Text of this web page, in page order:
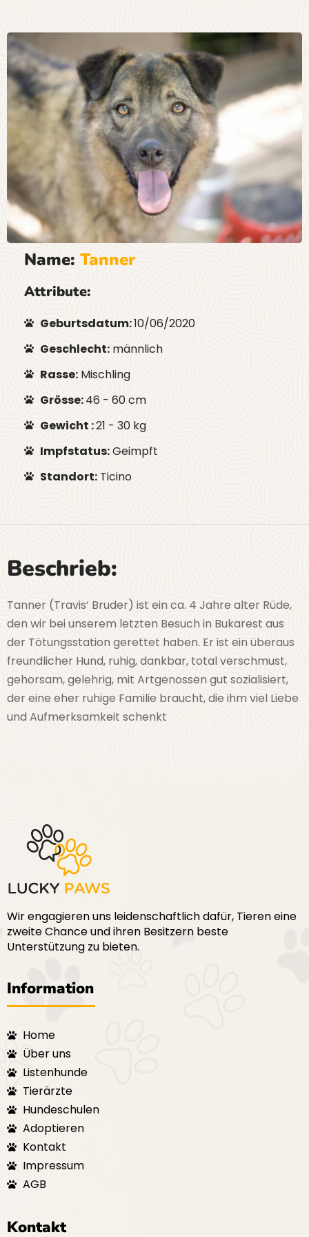
Name: Tanner
Attribute:
Geburtsdatum:10/06/2020
Geschlecht:männlich
Rasse:Mischling
Grösse:46 - 60 cm
Gewicht :21 - 30 kg
Impfstatus:Geimpft
Standort:Ticino
Beschrieb:
Tanner (Travis‘ Bruder) ist ein ca. 4 Jahre alter Rüde,
den wir bei unserem letzten Besuch in Bukarest aus
der Tötungsstation gerettet haben. Er ist ein überaus
freundlicher Hund, ruhig, dankbar, total verschmust,
gehorsam, gelehrig, mit Artgenossen gut sozialisiert,
der eine eher ruhige Familie braucht, die ihm viel Liebe
und Aufmerksamkeit schenkt
Wir engagieren uns leidenschaftlich dafür, Tieren eine
zweite Chance und ihren Besitzern beste
Unterstützung zu bieten.
Information
Home
Über uns
Listenhunde
Tierärzte
Hundeschulen
Adoptieren
Kontakt
Impressum
AGB
Kontakt